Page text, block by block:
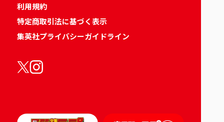
利用規約
特定商取引法に基づく表示
集英社プライバシーガイドライン